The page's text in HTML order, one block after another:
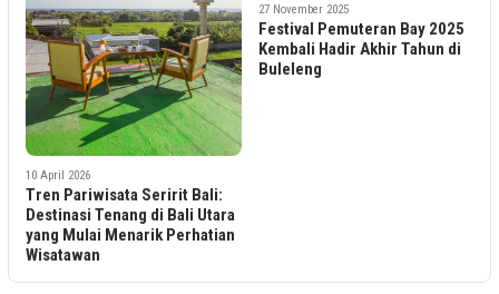
10 April 2026
Tren Pariwisata Seririt Bali:
Destinasi Tenang di Bali Utara
yang Mulai Menarik Perhatian
Wisatawan
27 November 2025
Festival Pemuteran Bay 2025
Kembali Hadir Akhir Tahun di
Buleleng